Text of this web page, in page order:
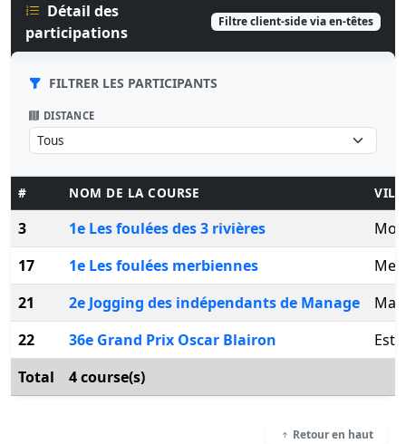
Détail des
participations
Filtre client-side via en-têtes
FILTRER LES PARTICIPANTS
DISTANCE
# NOM DE LA COURSE
3 1e Les foulées des 3 rivières
17
1e Les foulées merbiennes
21
2e Jogging des indépendants de Manage
22
36e Grand Prix Oscar Blairon
Total
4 course(s)
Retour en haut